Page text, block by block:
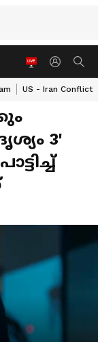
US - Iran Conflict
3'